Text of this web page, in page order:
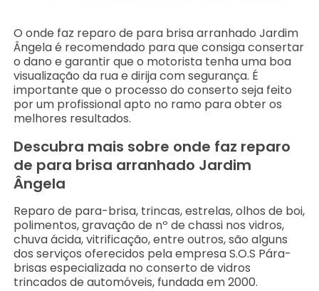
O onde faz reparo de para brisa arranhado Jardim
Ângela é recomendado para que consiga consertar
o dano e garantir que o motorista tenha uma boa
visualização da rua e dirija com segurança. É
importante que o processo do conserto seja feito
por um profissional apto no ramo para obter os
melhores resultados.
Descubra mais sobre onde faz reparo
de para brisa arranhado Jardim
Ângela
Reparo de para-brisa, trincas, estrelas, olhos de boi,
polimentos, gravação de nº de chassi nos vidros,
chuva ácida, vitrificação, entre outros, são alguns
dos serviços oferecidos pela empresa S.O.S Pára-
brisas especializada no conserto de vidros
trincados de automóveis, fundada em 2000.